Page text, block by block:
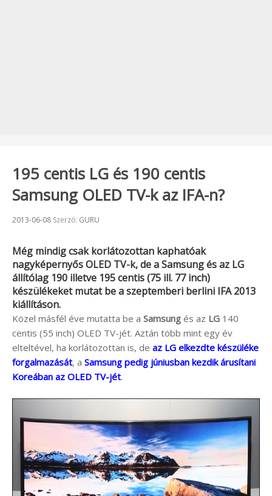
195 centis LG és 190 centis
Samsung OLED TV-k az IFA-n?
Beküldve:
2013-06-08 Szerző: GURU
Még mindig csak korlátozottan kaphatóak
nagyképernyősOLED TV-k, de aSamsungés az LG
állítólag 190 illetve 195 centis (75 ill. 77 inch)
készülékeket mutat be a szeptemberi berlini IFA 2013
kiállításon.
Közel másfél éve mutatta be a Samsung és az LG 140
centis (55 inch) OLED TV-jét. Aztán több mint egy év
elteltével, ha korlátozottan is, de az LG elkezdte készüléke
forgalmazását, a Samsung pedig júniusban kezdik árusítani
Koreában az OLED TV-jét.